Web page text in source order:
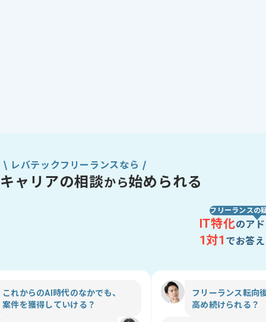
レバテックフリーランスなら
キャリアの相談から始められる
フリーランスの
IT特化のア
1対1 でお答
これからのAI時代のなかでも、
案件を獲得していける？
フリーランス転向
高め続けられる？